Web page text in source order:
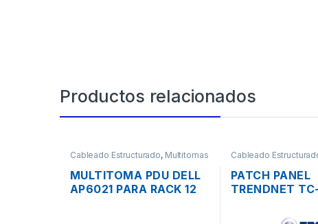
Productos relacionados
Cableado Estructurado, Multitomas
MULTITOMA PDU DELL
AP6021 PARA RACK 12
Cableado
PATCH PANEL
TRENDNET
PARA RACK DE